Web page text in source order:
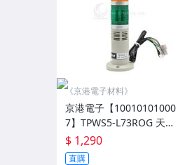
《京港電子材料》
京港電子【10010101000
7】TPWS5-L73ROG 天得5
0盤式閃光燈+蜂鳴器 24V
LED紅/橙/綠
$ 1,290
直購